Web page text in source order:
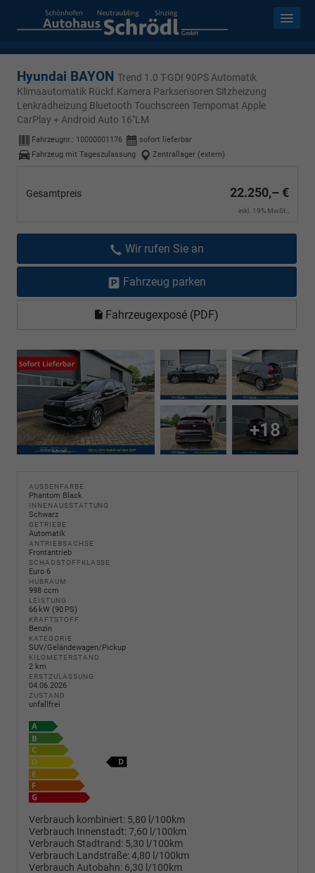
Hyundai BAYON Trend 1.0 T-GDI 90PS Automatik
Klimaautomatik Rückf.Kamera Parksensoren Sitzheizung
Lenkradheizung Bluetooth Touchscreen Tempomat Apple
CarPlay + Android Auto 16"LM
Fahrzeugnr.: 10000001176
sofort lieferbar
Fahrzeug mit Tageszulassung
Zentrallager (extern)
Gesamtpreis 22.250,– €
inkl. 19% MwSt.,
Wir rufen Sie an
Fahrzeug parken
Fahrzeugexposé (PDF)
+18
AUSSENFARBE
Phantom Black
INNENAUSSTATTUNG
Schwarz
GETRIEBE
Automatik
ANTRIEBSACHSE
Frontantrieb
SCHADSTOFFKLASSE
Euro 6
HUBRAUM
998 ccm
LEISTUNG
66 kW (90 PS)
KRAFTSTOFF
Benzin
KATEGORIE
SUV/Geländewagen/Pickup
KILOMETERSTAND
2 km
ERSTZULASSUNG
04.06.2026
ZUSTAND
unfallfrei
Verbrauch kombiniert: 5,80 l/100km
Verbrauch Innenstadt:7,60 l/100km
Verbrauch Stadtrand: 5,30 l/100km
Verbrauch Landstraße:4,80 l/100km
Verbrauch Autobahn: 6,30 l/100km